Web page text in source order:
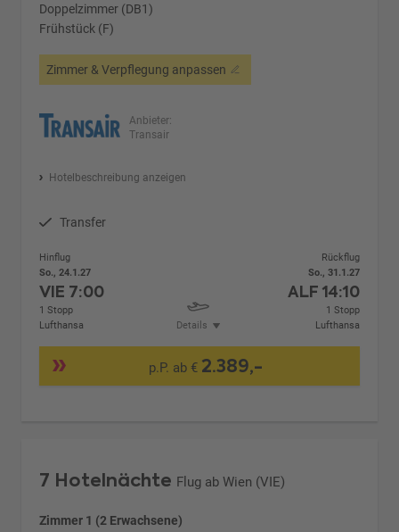
Doppelzimmer (DB1)
Frühstück (F)
Zimmer & Verpflegung anpassen
Anbieter:
Transair
Hotelbeschreibung anzeigen
Transfer
Hinflug
So., 24.1.27
VIE 7:00
1 Stopp
Lufthansa
Details
Rückflug
So., 31.1.27
ALF 14:10
1 Stopp
Lufthansa
p.P. ab € 2.389,-
7 Hotelnächte Flug ab Wien (VIE)
Zimmer 1 (2 Erwachsene)